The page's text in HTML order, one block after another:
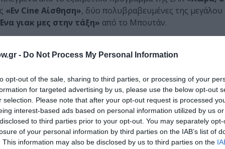
- Do Not Process My Personal Information
opt-out of the sale, sharing to third parties, or processing of your
for targeted advertising by us, please use the below opt-out
selection. Please note that after your opt-out request is processed
interest-based ads based on personal information utilized by us
to third parties prior to your opt-out. You may separately
of your personal information by third parties on the IAB’s list of
This information may also be disclosed by us to third parties on the
«Εν Cine Αίσθηση», δύο πολυβραβευμένες της
γιακ μες στην τάξη» από το Μπουτάν.
αποφοίτων του Μητροπολιτικού Κολεγίου («Red Hulk»
«Στο δωμάτιο» της Γεωργίας Μ. Σωτήρχου και
του ΦΚΛ με το εκπαιδευτικό ίδρυμα, ενώ οι
Φρέντζο, διευθυντή φωτογραφίας με πείρα που
όπως τονΝίκο Παναγιωτόπουλοή τον
διοργανώνεται για 14η συνεχή χρονιά από την Artfools σε
της Αντιδημαρχίας Πολιτισμού, του ΕΚΟΜΕ και του
του Φεστιβάλ φέτος είναι το Μητροπολιτικό Κολλέγιο,